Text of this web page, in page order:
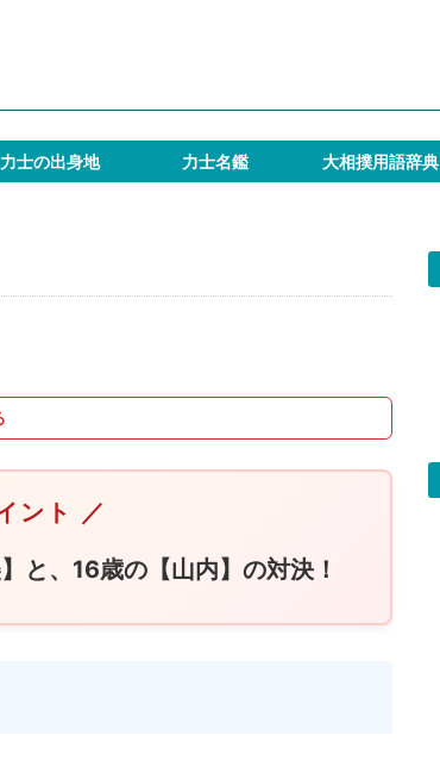
力士の出身地 力士名鑑 大相撲用語辞典
ント ／
と、16歳の【山内】の対決！